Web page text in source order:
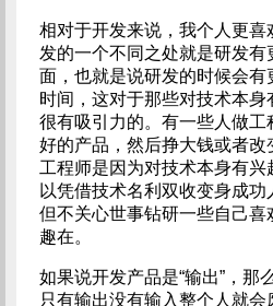
相对于开发来说，我个人更
发的一个不同之处就是研发有
面，也就是说研发的时候会有
时间，这对于那些对技术本
很有吸引力的。有一些人做工
好的产品，然后挣大钱或者
工程师是因为对技术本身有
以凭借技术名利双收变身成功
但不关心世事钻研一些自己
趣在。
如果说开发产品是“输出”，那
只有输出没有输入整个人就